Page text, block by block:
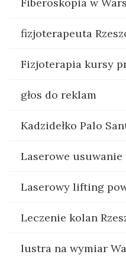
fizjoterapeuta
Fizjoterapia kursy
głos do reklam
Kadzidełko Palo
Laserowe
Laserowy lifting
Leczenie kolan
lustra na wymiar